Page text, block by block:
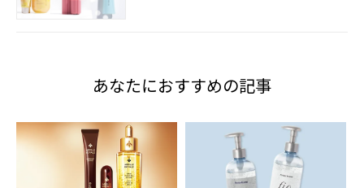
あなたにおすすめの記事